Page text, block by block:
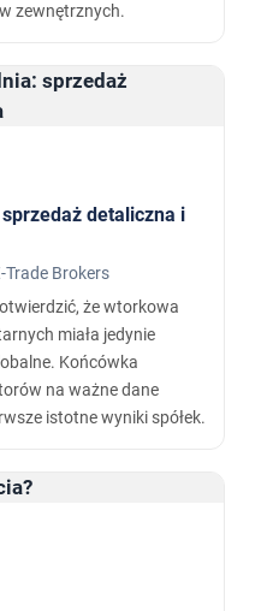
zewnętrznych.
detaliczna i
Brokers
że wtorkowa
miała jedynie
Końcówka
na ważne dane
istotne wyniki spółek.